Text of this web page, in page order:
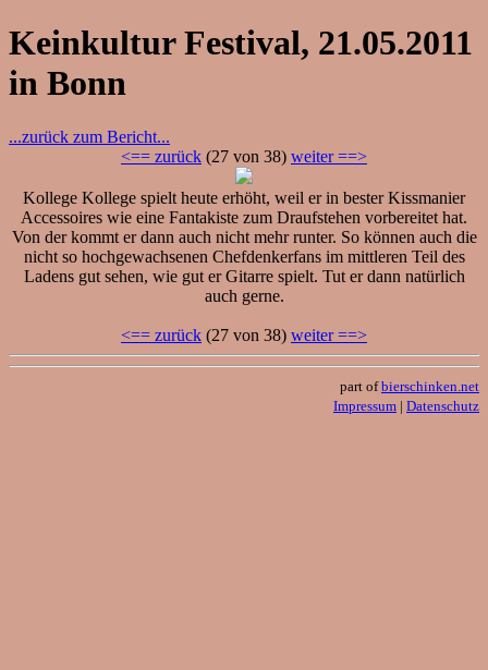
Keinkultur Festival, 21.05.2011
in Bonn
...zurück zum Bericht...
<== zurück (27 von 38) weiter ==>
Kollege Kollege spielt heute erhöht, weil er in bester Kissmanier
Accessoires wie eine Fantakiste zum Draufstehen vorbereitet hat.
Von der kommt er dann auch nicht mehr runter. So können auch die
nicht so hochgewachsenen Chefdenkerfans im mittleren Teil des
Ladens gut sehen, wie gut er Gitarre spielt. Tut er dann natürlich
auch gerne.
<== zurück (27 von 38) weiter ==>
part ofbierschinken.net
Impressum | Datenschutz